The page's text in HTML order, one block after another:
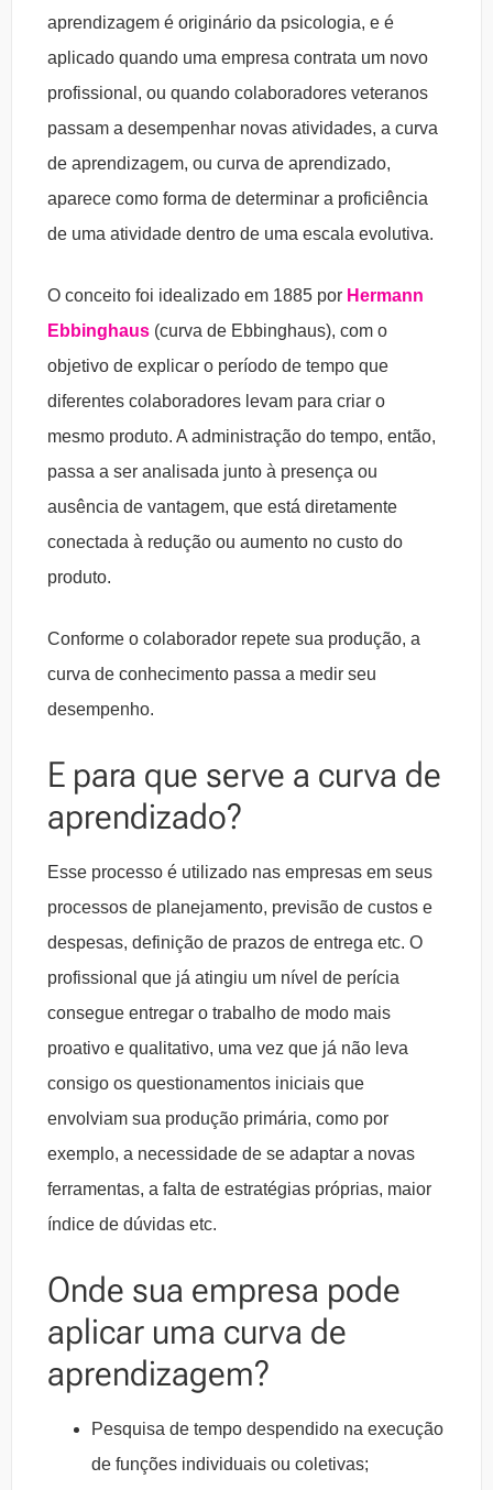
aprendizagem é originário da psicologia, e é
aplicado quando uma empresa contrata um novo
profissional, ou quando colaboradores veteranos
passam a desempenhar novas atividades, a curva
de aprendizagem, ou curva de aprendizado,
aparece como forma de determinar a proficiência
de uma atividade dentro de uma escala evolutiva.
O conceito foi idealizado em 1885 por Hermann
Ebbinghaus (curva de Ebbinghaus), com o
objetivo de explicar o período de tempo que
diferentes colaboradores levam para criar o
mesmo produto. A administração do tempo, então,
passa a ser analisada junto à presença ou
ausência de vantagem, que está diretamente
conectada à redução ou aumento no custo do
produto.
Conforme o colaborador repete sua produção, a
curva de conhecimento passa a medir seu
desempenho.
E para que serve a curva de
aprendizado?
Esse processo é utilizado nas empresas em seus
processos de planejamento, previsão de custos e
despesas, definição de prazos de entrega etc. O
profissional que já atingiu um nível de perícia
consegue entregar o trabalho de modo mais
proativo e qualitativo, uma vez que já não leva
consigo os questionamentos iniciais que
envolviam sua produção primária, como por
exemplo, a necessidade de se adaptar a novas
ferramentas, a falta de estratégias próprias, maior
índice de dúvidas etc.
Onde sua empresa pode
aplicar uma curva de
aprendizagem?
Pesquisa de tempo despendido na execução
de funções individuais ou coletivas;